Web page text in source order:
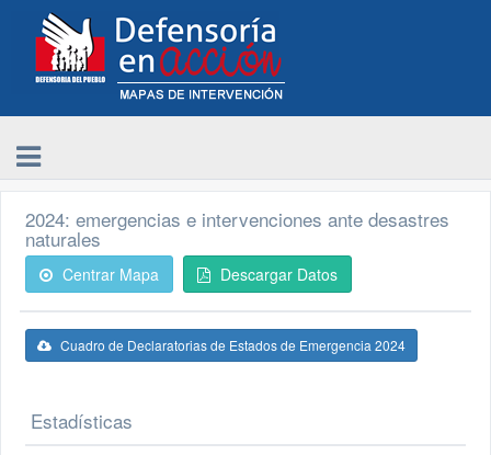
2024: emergencias e intervenciones ante desastres
naturales
Centrar Mapa Descargar Datos
Cuadro de Declaratorias de Estados de Emergencia 2024
Estadísticas